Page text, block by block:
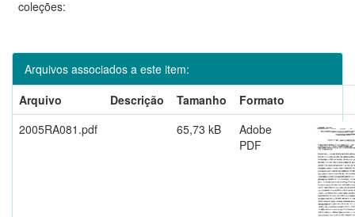
coleções:
Arquivos associados a este item:
Arquivo
Descrição Tamanho
Formato
2005RA081.pdf
65,73 kB
Adobe
PDF